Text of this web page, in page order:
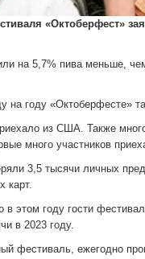
«Октоберфест»
на 5,7% пива меньше,
на году «Октоберфесте»
из США. Также
много участников
3,5 тысячи личных
карт.
в этом году гости
в 2023 году.
фестиваль, ежегодно